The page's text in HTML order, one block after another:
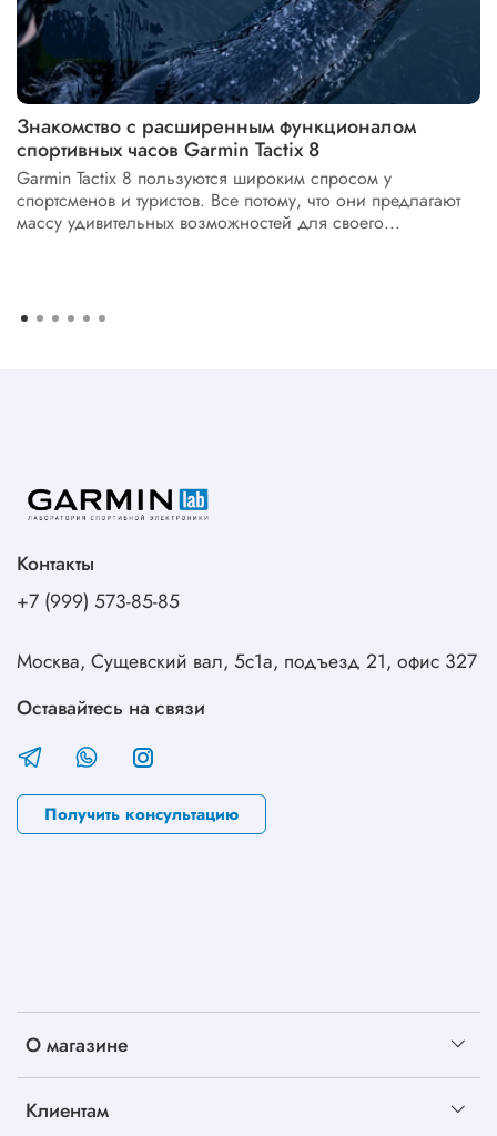
Знакомство с расширенным функционалом
спортивных часов Garmin Tactix 8
Garmin Tactix 8 пользуются широким спросом у
спортсменов и туристов. Все потому, что они предлагают
массу удивительных возможностей для своего...
О магазине
Клиентам
Контакты
+7 (999) 573-85-85
Москва, Сущевский вал, 5с1а, подъезд 21, офис 327
Оставайтесь на связи
Получить консультацию